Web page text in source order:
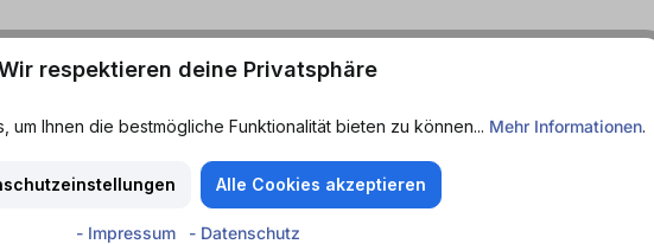
Gin & Tonic
Tonic, für
und enthält
Leicht bitter - Leicht süß - Leicht zitronig - Spritzig - Süffig
respektieren deine Privatsphäre
Ihnen die bestmögliche Funktionalität bieten zu können... Mehr Informationen.
Alle Cookies akzeptieren
- Impressum - Datenschutz